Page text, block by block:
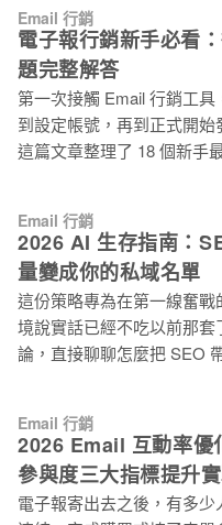
一行字就能完成，不需要進
意：你需要為付費版本的
｜立即查詢 EDM 開信率和
「開啟」（藍色）。 ⚠️ 開啟開發者模式後，記憶功能會暫時停
用，這是正常現象。 （在進階設定頁面，開啟開發者模式）
Step 2. 新增電子豹 MCP 應用程式 開啟開發者模式
上角的「建立應用程式」按鈕。 在跳出的「新增應
窗中，填入以下資訊： * 名稱：電子豹 MCP（可自訂） * MCP
伺服器 URL：https://
寫名稱和 MCP 伺服器 URL
Email 行銷
電子報行銷新手必看
題完整解答
第一次接觸 Email 行銷工
到設定帳號，再到正式開始
這篇文章整理了 18 個新手
別。建議依照重要程度優先處理： 主題類別 問
度 使用時機 認識電子豹服務 4 個問題 ⭐⭐⭐⭐ 評估必看 決定是
否使用前 試用帳號 1 個問題 ⭐⭐⭐⭐⭐ 第一步 註冊試用時 帳號
設定 3 個問題 ⭐⭐⭐⭐⭐ 第一步 帳號
驗證 4 個問題 ⭐⭐⭐⭐⭐
信件功能與發送 2 個問題
務 2 個問題 ⭐⭐⭐⭐ 需提早
Email 行銷
2026 AI 生存指南：
量變成你的私域名單
這份策略專為在第一線奮
境說實話已經不吃以前那
論，直接聊聊怎麼把 SEO
關掉視窗，這種「零點擊搜
點擊率慘不忍睹。 應對挑戰的關鍵在於思維轉換： 我們應將
SEO 定位為觸發轉化的啟
Email 體系，進而建構可持續經營
Email 行銷
2026 Email 互動率優
參與度三大指標提升
電子報寄出去之後，有多